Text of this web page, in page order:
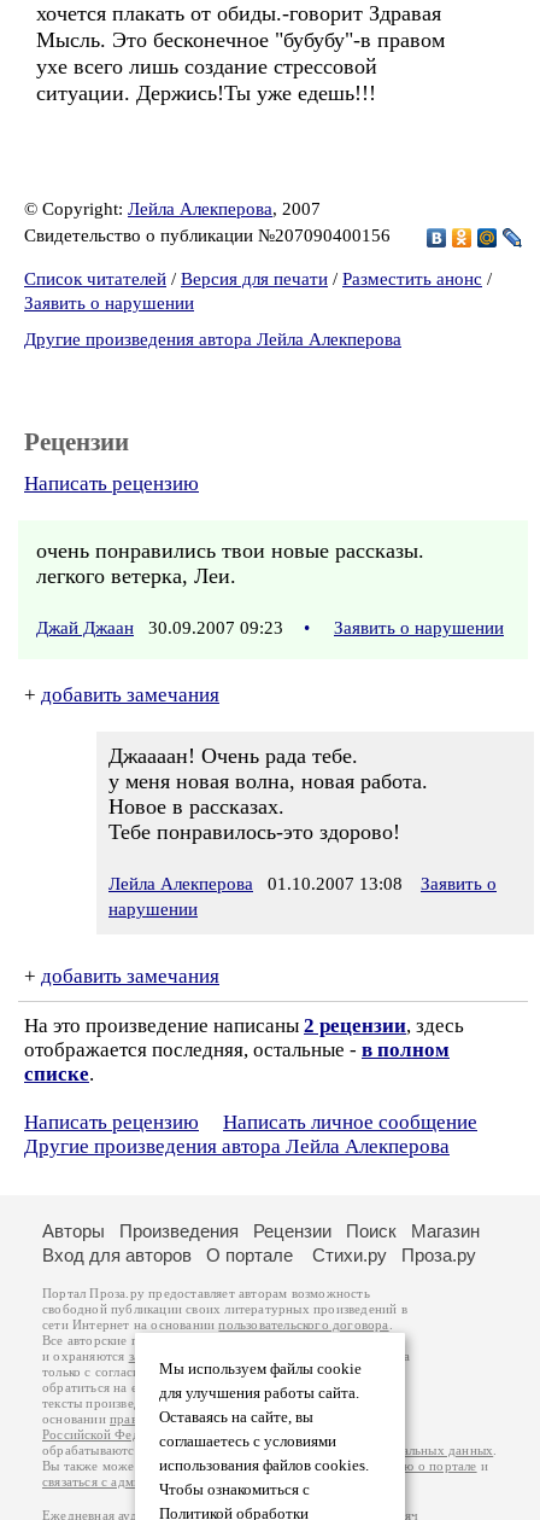
хочется плакать от обиды.-говорит Здравая
Мысль. Это бесконечное "бубубу"-в правом
ухе всего лишь создание стрессовой
ситуации. Держись!Ты уже едешь!!!
© Copyright: Лейла Алекперова, 2007
Свидетельство о публикации №207090400156
Список читателей / Версия для печати / Разместить анонс /
Заявить о нарушении
Другие произведения автора Лейла Алекперова
Рецензии
Написать рецензию
очень понравились твои новые рассказы.
легкого ветерка, Леи.
Джай Джаан 30.09.2007 09:23 • Заявить о нарушении
+ добавить замечания
Джаааан! Очень рада тебе.
у меня новая волна, новая работа.
Новое в рассказах.
Тебе понравилось-это здорово!
Лейла Алекперова 01.10.2007 13:08
Заявить о
нарушении
+ добавить замечания
На это произведение написаны 2 рецензии, здесь
отображается последняя, остальные - в полном
списке.
Написать рецензию
Написать личное сообщение
Другие произведения автора Лейла Алекперова
Мы используем файлы cookie
для улучшения работы сайта.
Оставаясь на сайте, вы
соглашаетесь с условиями
использования файлов cookies.
Чтобы ознакомиться с
Политикой обработки
Авторы Произведения Рецензии Поиск
Магазин
Вход для авторов
О портале Стихи.ру Проза.ру
Портал Проза.ру предоставляет авторам возможность
свободной публикации своих литературных произведений в
сети Интернет на основаниипользовательского договора
Все авторские права на произведения принадлежат авторам
и охраняются законом
. Перепечатка произведений возможна
только с согласия его автора, к которому вы можете
обратиться на его авторской странице. Ответственность за
тексты произведений авторы несут самостоятельно на
основанииправил публикацииизаконодательства
Российской Федерации
обрабатываются на основанииПолитики обработки персональных данных
Вы также можете посмотреть более подробнуюинформацию о портале и
связаться с администрацией
Ежедневная аудитория портала Проза.ру – порядка 100 тысяч